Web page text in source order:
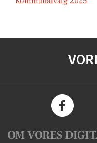
OM VORES